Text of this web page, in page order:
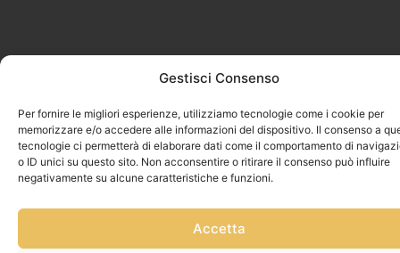
Gestisci Consenso
Per fornire le migliori esperienze, utilizziamo tecnologie come i cookie per
memorizzare e/o accedere alle informazioni del dispositivo. Il consenso a
tecnologie ci permetterà di elaborare dati come il comportamento di
o ID unici su questo sito. Non acconsentire o ritirare il consenso può influire
negativamente su alcune caratteristiche e funzioni.
Accetta